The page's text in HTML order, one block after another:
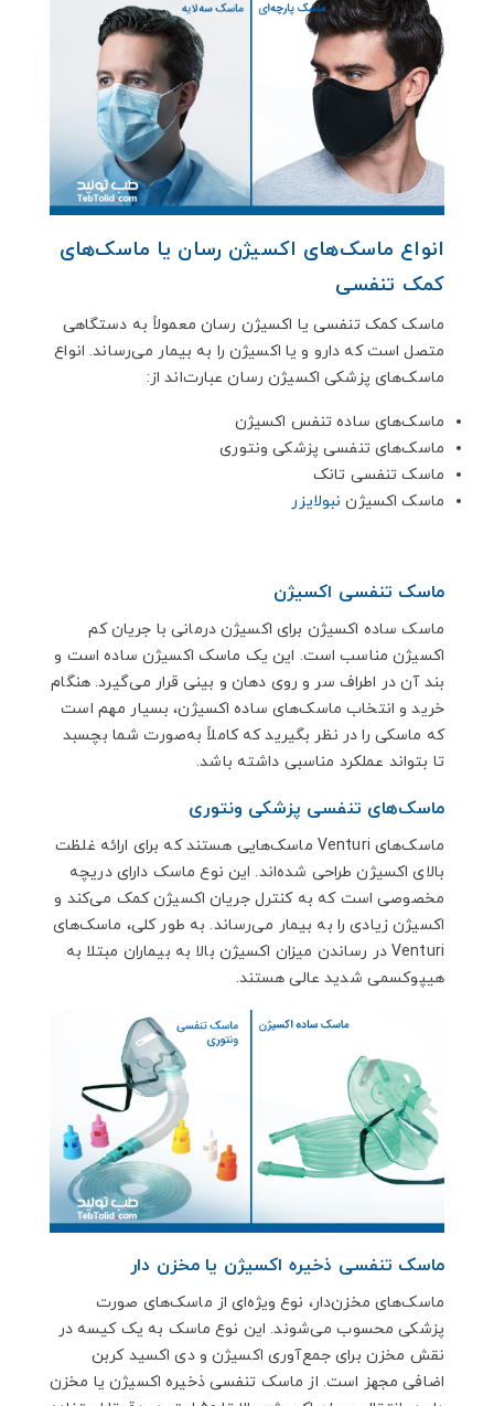
انواع ماسک‌های اکسیژن رسان یا ماسک‌های
کمک تنفسی
ماسک کمک تنفسی یا اکسیژن رسان معمولاً به دستگاهی
متصل است که دارو و یا اکسیژن را به بیمار می‌رساند. انواع
ماسک‌های پزشکی اکسیژن رسان عبارت‌اند از:
ماسک‌های ساده تنفس اکسیژن
ماسک‌های تنفسی پزشکی ونتوری
ماسک تنفسی تانک
ماسک اکسیژن نبولایزر
ماسک تنفسی اکسیژن
ماسک‌ ساده اکسیژن برای اکسیژن درمانی با جریان کم
اکسیژن مناسب است. این یک ماسک اکسیژن ساده است و
بند آن در اطراف سر و روی دهان و بینی قرار می‌گیرد. هنگام
خرید و انتخاب ماسک‌های ساده اکسیژن، بسیار مهم است
که ماسکی را در نظر بگیرید که کاملاً به‌صورت شما بچسبد
تا بتواند عملکرد مناسبی داشته باشد.
ماسک‌های تنفسی پزشکی ونتوری
ماسک‌های Venturi ماسک‌هایی هستند که برای ارائه غلظت
بالای اکسیژن طراحی‌ شده‌اند. این نوع ماسک دارای دریچه
مخصوصی است که به کنترل جریان اکسیژن کمک می‌کند و
اکسیژن زیادی را به بیمار می‌رساند. به طور کلی، ماسک‌های
Venturi در رساندن میزان اکسیژن بالا به بیماران مبتلا به
هیپوکسمی شدید عالی هستند.
ماسک تنفسی ذخیره اکسیژن یا مخزن دار
ماسک‌های مخزن‌دار، نوع ویژه‌ای از ماسک‌های صورت
پزشکی محسوب می‌شوند. این نوع ماسک به یک کیسه در
نقش مخزن برای جمع‌آوری اکسیژن و دی اکسید کربن
اضافی مجهز است. از ماسک تنفسی ذخیره اکسیژن یا مخزن